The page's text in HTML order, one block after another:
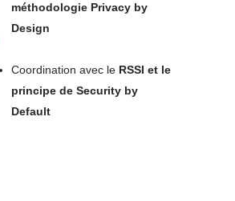
méthodologie Privacy by
Design
Coordination avec le RSSI et le
principe de Security by
Default